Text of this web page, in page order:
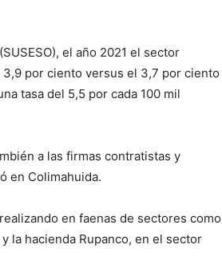
el año 2021 el sector
por ciento versus el 3,7 por ciento
tasa del 5,5 por cada 100 mil
a las firmas contratistas y
en Colimahuida.
en faenas de sectores como
la hacienda Rupanco, en el sector